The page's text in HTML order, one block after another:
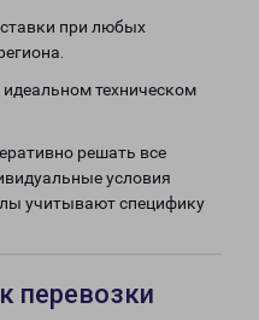
при любых
техническом
решать все
условия
учитывают специфику
перевозки